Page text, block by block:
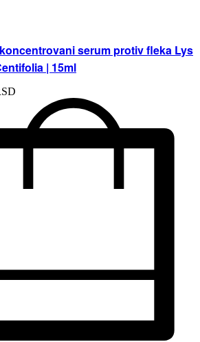
serum protiv fleka Lys
| 15ml